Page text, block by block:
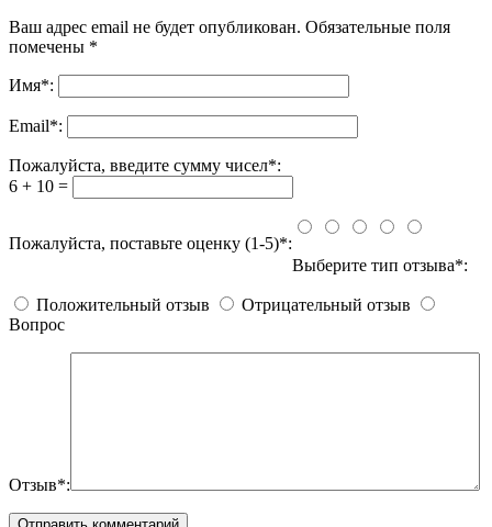
Ваш адрес email не будет опубликован. Обязательные поля
помечены *
Имя*:
Email*:
Пожалуйста, введите сумму чисел*:
6 + 10 =
Пожалуйста, поставьте оценку (1-5)*:
Выберите тип отзыва*:
Положительный отзыв
Отрицательный отзыв
Вопрос
Отзыв*: